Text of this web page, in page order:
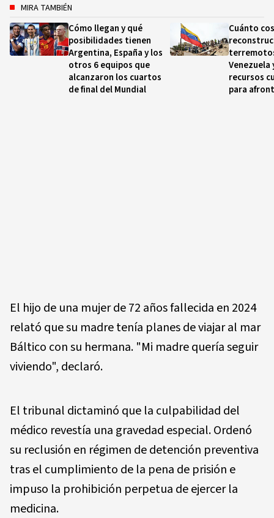
MIRA TAMBIÉN
Cómo llegan y qué
posibilidades tienen
Argentina, España y los
otros 6 equipos que
alcanzaron los cuartos
de final del Mundial
Cuánto
Venezuela
recursos
para
El hijo de una mujer de 72 años fallecida en 2024
relató que su madre tenía planes de viajar al mar
Báltico con su hermana. "Mi madre quería seguir
viviendo", declaró.
El tribunal dictaminó que la culpabilidad del
médico revestía una gravedad especial. Ordenó
su reclusión en régimen de detención preventiva
tras el cumplimiento de la pena de prisión e
impuso la prohibición perpetua de ejercer la
medicina.